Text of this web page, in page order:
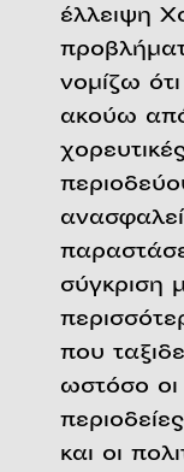
έλλειψη
νομίζω
ακούω
σύγκριση
που
ωστόσο οι
και οι